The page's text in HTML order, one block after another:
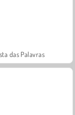
das Palavras